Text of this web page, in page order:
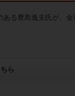
る豊島逸夫氏が、
ら